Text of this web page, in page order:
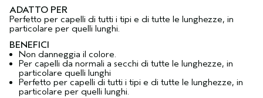
ADATTO PER
Perfetto per capelli di tutti i tipi e di tutte le lunghezze, in
particolare per quelli lunghi.
BENEFICI
Non danneggia il colore.
Per capelli da normali a secchi di tutte le lunghezze, in
particolare quelli lunghi
Perfetto per capelli di tutti i tipi e di tutte le lunghezze, in
particolare per quelli lunghi.